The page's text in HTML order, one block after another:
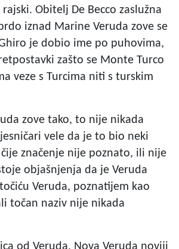
Obitelj De Becco zaslužna
iznad Marine Veruda zove se
je dobio ime po puhovima,
zašto se Monte Turco
veze s Turcima niti s turskim
zove tako, to nije nikada
vele da je to bio neki
značenje nije poznato, ili nije
objašnjenja da je Veruda
Veruda, poznatijem kao
točan naziv nije nikada
od Veruda, Nova Veruda noviji